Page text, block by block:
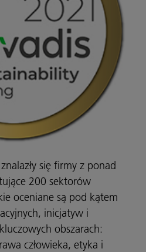
się firmy z ponad
200 sektorów
oceniane są pod kątem
inicjatyw i
obszarach:
człowieka, etyka i